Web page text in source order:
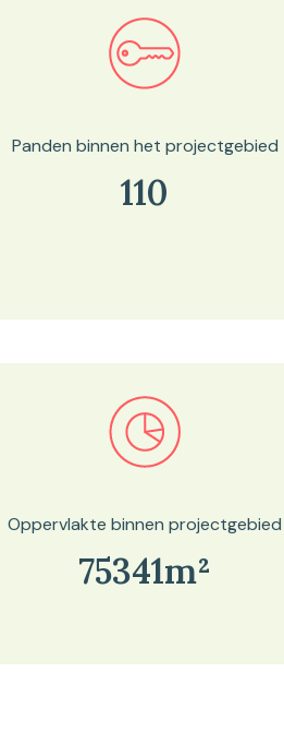
Bekijk in onze kaartviewer
Panden binnen het projectgebied
110
Bekijk in onze kaartviewer
Oppervlakte binnen projectgebied
75341m²